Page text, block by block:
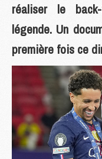
réaliser le
légende. Un
première fois ce